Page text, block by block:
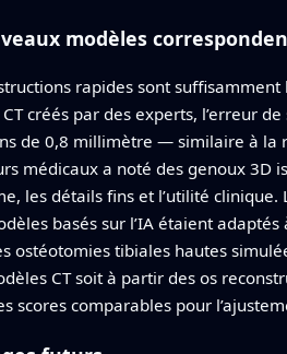
modèles
rapides sont
créés par des experts, l’erreur
de 0,8 millimètre — similaire à la
médicaux a noté des genoux 3D
les détails fins et l’utilité
basés sur l’IA étaient
ostéotomies tibiales hautes
CT soit à partir des os
scores comparables pour